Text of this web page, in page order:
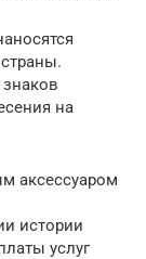
на
аксессуаром
истории
услуг